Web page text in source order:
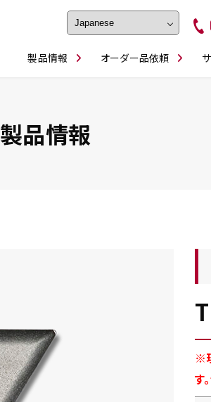
製品情報 オーダー品依頼
フェイス・ショルダーシリーズ 磨き
製品情報
※
す